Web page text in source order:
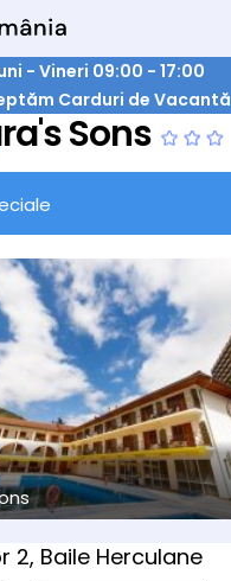
- Vineri 09:00 - 17:00
Carduri de Vacantă
Sons
2, Baile Herculane